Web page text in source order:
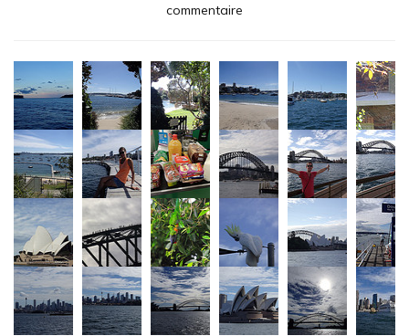
commentaire